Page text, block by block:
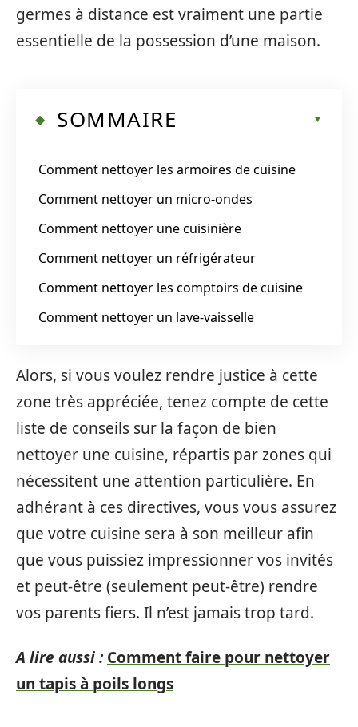
germes à distance est vraiment une partie
essentielle de la possession d’une maison.
SOMMAIRE
Comment nettoyer les armoires de cuisine
Comment nettoyer un micro-ondes
Comment nettoyer une cuisinière
Comment nettoyer un réfrigérateur
Comment nettoyer les comptoirs de cuisine
Comment nettoyer un lave-vaisselle
Alors, si vous voulez rendre justice à cette
zone très appréciée, tenez compte de cette
liste de conseils sur la façon de bien
nettoyer une cuisine, répartis par zones qui
nécessitent une attention particulière. En
adhérant à ces directives, vous vous assurez
que votre cuisine sera à son meilleur afin
que vous puissiez impressionner vos invités
et peut-être (seulement peut-être) rendre
vos parents fiers. Il n’est jamais trop tard.
A lire aussi : Comment faire pour nettoyer
un tapis à poils longs